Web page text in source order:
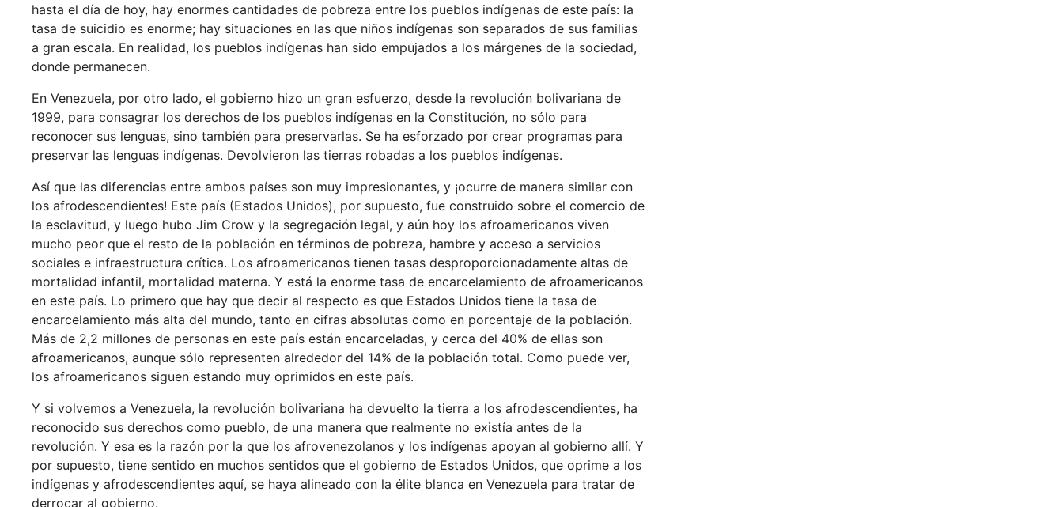
hasta el día de hoy, hay enormes cantidades de pobreza entre los pueblos indígenas de este país: la
tasa de suicidio es enorme; hay situaciones en las que niños indígenas son separados de sus familias
a gran escala. En realidad, los pueblos indígenas han sido empujados a los márgenes de la sociedad,
donde permanecen.
En Venezuela, por otro lado, el gobierno hizo un gran esfuerzo, desde la revolución bolivariana de
1999, para consagrar los derechos de los pueblos indígenas en la Constitución, no sólo para
reconocer sus lenguas, sino también para preservarlas. Se ha esforzado por crear programas para
preservar las lenguas indígenas. Devolvieron las tierras robadas a los pueblos indígenas.
Así que las diferencias entre ambos países son muy impresionantes, y ¡ocurre de manera similar con
los afrodescendientes! Este país (Estados Unidos), por supuesto, fue construido sobre el comercio de
la esclavitud, y luego hubo Jim Crow y la segregación legal, y aún hoy los afroamericanos viven
mucho peor que el resto de la población en términos de pobreza, hambre y acceso a servicios
sociales e infraestructura crítica. Los afroamericanos tienen tasas desproporcionadamente altas de
mortalidad infantil, mortalidad materna. Y está la enorme tasa de encarcelamiento de afroamericanos
en este país. Lo primero que hay que decir al respecto es que Estados Unidos tiene la tasa de
encarcelamiento más alta del mundo, tanto en cifras absolutas como en porcentaje de la población.
Más de 2,2 millones de personas en este país están encarceladas, y cerca del 40% de ellas son
afroamericanos, aunque sólo representen alrededor del 14% de la población total. Como puede ver,
los afroamericanos siguen estando muy oprimidos en este país.
Y si volvemos a Venezuela, la revolución bolivariana ha devuelto la tierra a los afrodescendientes, ha
reconocido sus derechos como pueblo, de una manera que realmente no existía antes de la
revolución. Y esa es la razón por la que los afrovenezolanos y los indígenas apoyan al gobierno allí. Y
por supuesto, tiene sentido en muchos sentidos que el gobierno de Estados Unidos, que oprime a los
indígenas y afrodescendientes aquí, se haya alineado con la élite blanca en Venezuela para tratar de
derrocar al gobierno.